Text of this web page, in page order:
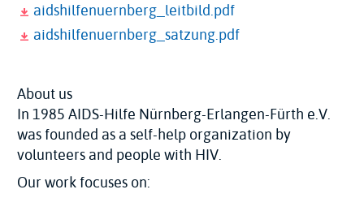
aidshilfenuernberg_leitbild.pdf
aidshilfenuernberg_satzung.pdf
About us
In 1985 AIDS-Hilfe Nürnberg-Erlangen-Fürth e.V.
was founded as a self-help organization by
volunteers and people with HIV.
Our work focuses on: